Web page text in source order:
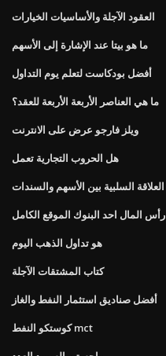
العقود الآجلة والأساسيات الخيارات
ما هو بيتا عند الإشارة إلى الأسهم
أفضل بودكاست لتعلم يوم التداول
ما هي العناصر الأربعة الأربعة للعقد؟
ويلز فارجو عرض على الانترنت
هل الحروب التجارية تعمل
العلاقة السلبية بين الأسهم والسندات
رأس المال احد البنوك الموقع الكامل
هو تداول الذهب اليوم
كتاب المشتقات الآجلة
أفضل صناديق استثمار النفط والغاز
كوستكو النفط mct